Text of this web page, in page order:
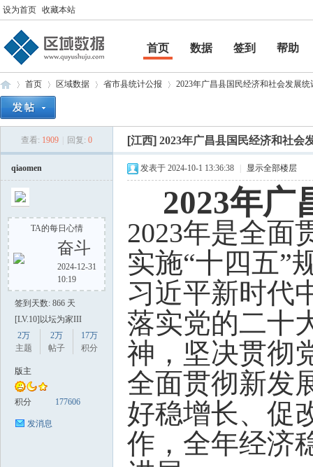
设为首页 收藏本站
首页 数据 签到
帮助
帮助
域
首页
›
区域数据
›
省市县统计公报
›
2023年广昌县国民经济和社会发展统
查看: 1909 回复: 0 [江西] 2023年广昌县国民经济和社会
qiaomen
TA的每日心情
奋斗
2024-12-31
10:19
签到天数: 866 天
[LV.10]以坛为家III
2万
主题
2万
帖子
17万
积分
版主
积分 177606
发消息
发表于 2024-10-1 13:36:38 显示全部楼层
2023年广
2023年是全面
实施“十四五”
习近平新时代
落实党的二十
神，坚决贯彻
全面贯彻新发
好稳增长、促
作，全年经济